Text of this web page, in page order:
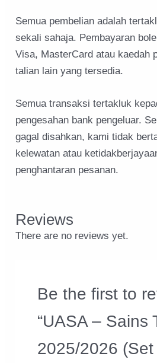
Semua pembelian adalah
sekali sahaja. Pembayaran
Visa, MasterCard atau kaedah
talian lain yang tersedia.
Semua transaksi tertakluk
pengesahan bank pengeluar.
gagal disahkan, kami tidak
kelewatan atau
penghantaran pesanan.
Reviews
There are no reviews yet.
Be the first to
“UASA – Sains
2025/2026 (Set